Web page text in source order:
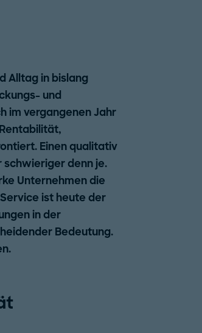
Alltag in bislang
und
im vergangenen Jahr
Einen qualitativ
denn je.
Unternehmen die
ist heute der
in der
Bedeutung.